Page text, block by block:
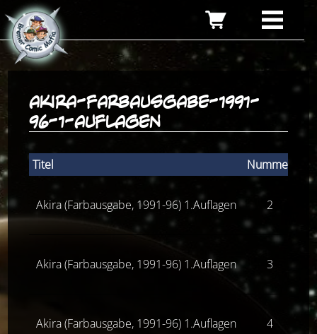
akira-farbausgabe-1991-
96-1-auflagen
Titel Nummer
Akira (Farbausgabe, 1991-96) 1.Auflagen 2
Akira (Farbausgabe, 1991-96) 1.Auflagen 3
Akira (Farbausgabe, 1991-96) 1.Auflagen 4